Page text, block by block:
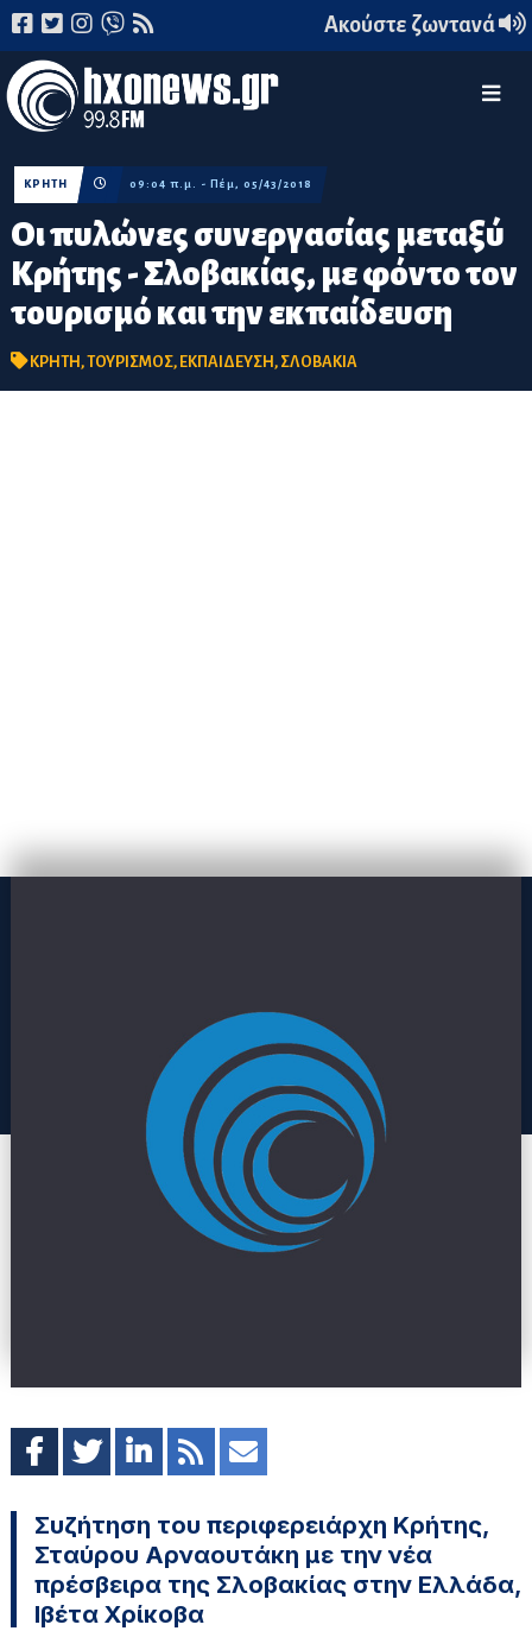
Ακούστε ζωντανά
Οι πυλώνες συνεργασίας μεταξύ
Κρήτης - Σλοβακίας, με φόντο τον
τουρισμό και την εκπαίδευση
ΚΡΗΤΗ 09:04 π.μ. - Πέμ, 05/43/2018
ΚΡΗΤΗ,ΤΟΥΡΙΣΜΟΣ, ΕΚΠΑΙΔΕΥΣΗ, ΣΛΟΒΑΚΙΑ
Συζήτηση του περιφερειάρχη Κρήτης,
Σταύρου Αρναουτάκη με την νέα
πρέσβειρα της Σλοβακίας στην Ελλάδα,
Ιβέτα Χρίκοβα